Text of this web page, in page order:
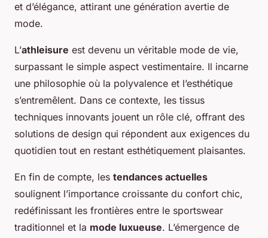
et d’élégance, attirant une génération avertie de
mode.
L’athleisure est devenu un véritable mode de vie,
surpassant le simple aspect vestimentaire. Il incarne
une philosophie où la polyvalence et l’esthétique
s’entremêlent. Dans ce contexte, les tissus
techniques innovants jouent un rôle clé, offrant des
solutions de design qui répondent aux exigences du
quotidien tout en restant esthétiquement plaisantes.
En fin de compte, les tendances actuelles
soulignent l’importance croissante du confort chic,
redéfinissant les frontières entre le sportswear
traditionnel et la mode luxueuse. L’émergence de